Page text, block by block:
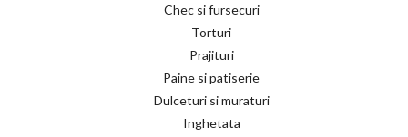
Chec si fursecuri
Torturi
Prajituri
Paine si patiserie
Dulceturi si muraturi
Inghetata